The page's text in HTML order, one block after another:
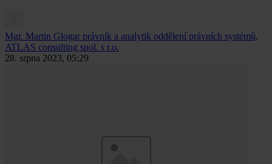
Mgr. Martin Glogar právník a analytik oddělení právních systémů,
ATLAS consulting spol. s r.o.
28. srpna 2023, 05:29